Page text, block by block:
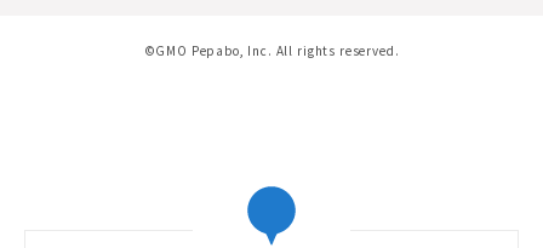
©GMO Pepabo, Inc. All rights reserved.